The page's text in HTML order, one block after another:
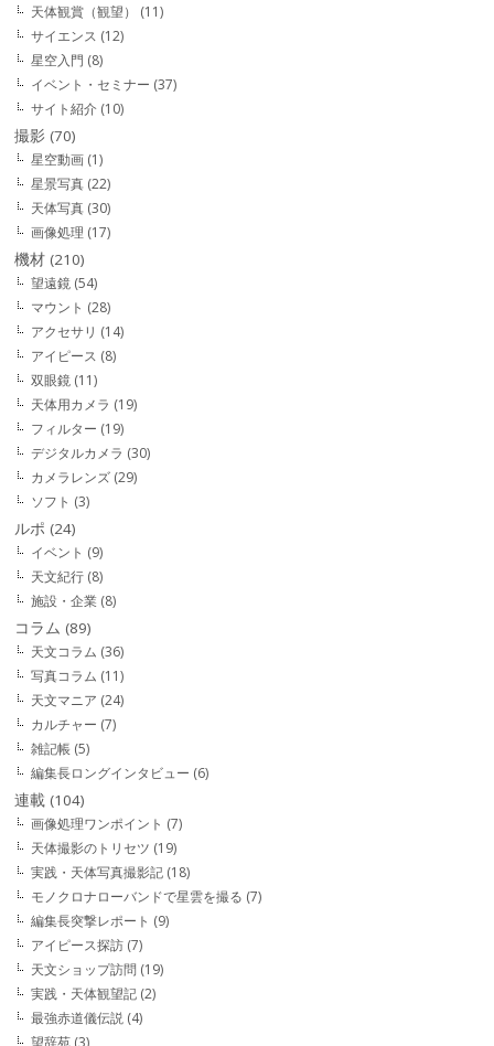
天体観賞（観望）
(11)
サイエンス (12)
星空入門 (8)
イベント・セミナー (37)
サイト紹介 (10)
撮影 (70)
星空動画 (1)
星景写真 (22)
天体写真 (30)
画像処理 (17)
機材 (210)
望遠鏡 (54)
マウント (28)
アクセサリ (14)
アイピース (8)
双眼鏡 (11)
天体用カメラ (19)
フィルター (19)
デジタルカメラ (30)
カメラレンズ (29)
ソフト (3)
ルポ (24)
イベント (9)
天文紀行 (8)
施設・企業 (8)
コラム (89)
天文コラム (36)
写真コラム (11)
天文マニア (24)
カルチャー (7)
雑記帳 (5)
編集長ロングインタビュー (6)
連載 (104)
画像処理ワンポイント (7)
天体撮影のトリセツ (19)
実践・天体写真撮影記 (18)
モノクロナローバンドで星雲を撮る (7)
編集長突撃レポート (9)
アイピース探訪 (7)
天文ショップ訪問 (19)
実践・天体観望記 (2)
最強赤道儀伝説 (4)
望辞苑 (3)